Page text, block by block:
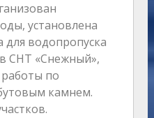
установлена
для водопропуска
СНТ «Снежный»,
по
камнем.